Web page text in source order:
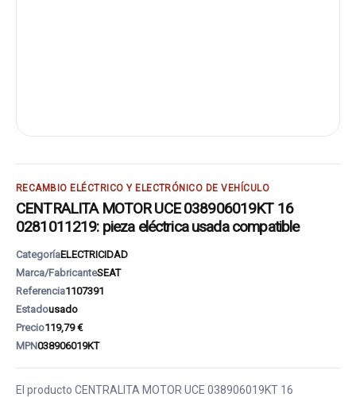
RECAMBIO ELÉCTRICO Y ELECTRÓNICO DE VEHÍCULO
CENTRALITA MOTOR UCE 038906019KT 16
0281011219: pieza eléctrica usada compatible
CategoríaELECTRICIDAD
Marca/FabricanteSEAT
Referencia1107391
Estadousado
Precio119,79 €
MPN038906019KT
El producto CENTRALITA MOTOR UCE 038906019KT 16